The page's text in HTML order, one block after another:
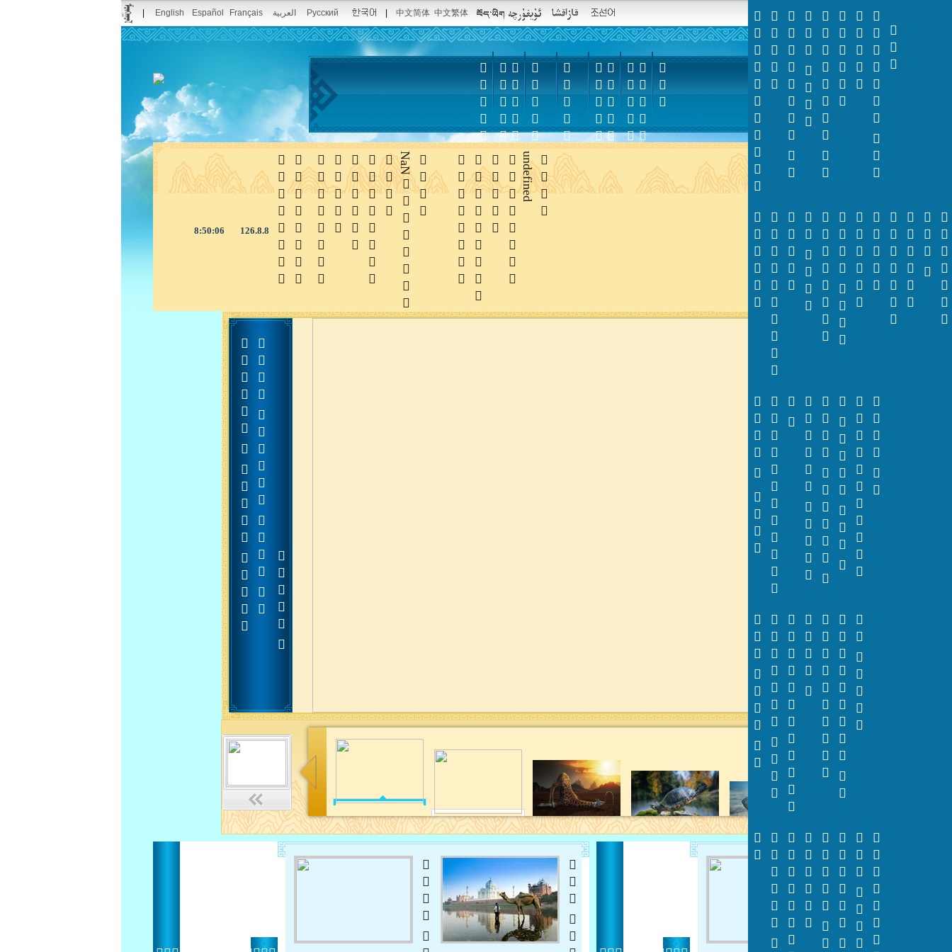
English Español Français العربية Русский 中文简体 中文繁体

 
  
 

8:50:07 126.8.8 
 
NaN




 
undefined




































 

























































































































































































































































































